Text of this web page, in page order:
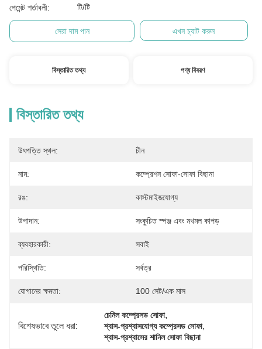
পেমেন্ট শর্তাবলী: টি/টি
সেরা দাম পান এখন চ্যাট করুন
বিস্তারিত তথ্য পণ্য বিবরণ
বিস্তারিত তথ্য
উৎপত্তি স্থল: চীন
নাম: কম্প্রেশন সোফা-সোফা বিছানা
রঙ: কাস্টমাইজযোগ্য
উপাদান: সংকুচিত স্পঞ্জ এবং মখমল কাপড়
ব্যবহারকারী: সবাই
পরিস্থিতি: সর্বত্র
যোগানের ক্ষমতা: 100 সেট/এক মাস
বিশেষভাবে তুলে ধরা:
চেনিল কম্প্রেসড সোফা,
শ্বাস-প্রশ্বাসযোগ্য কম্প্রেসড সোফা,
শ্বাস-প্রশ্বাসের শানিল সোফা বিছানা